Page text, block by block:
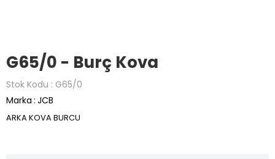
G65/0 - Burç Kova
Stok Kodu
G65/0
Marka : JCB
ARKA KOVA BURCU